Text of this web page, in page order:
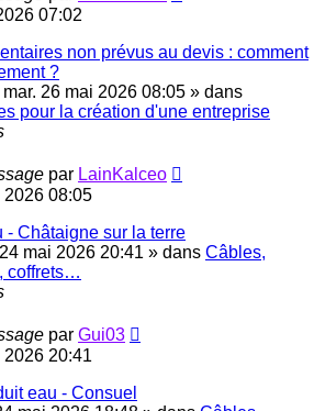
07:02
non prévus au devis : comment
?
mar. 26 mai 2026 08:05 » dans
pour la création d'une entreprise
par LainKalceo
2026 08:05
- Châtaigne sur la terre
mai 2026 20:41 » dans Câbles,
coffrets…
par Gui03
20:41
eau - Consuel